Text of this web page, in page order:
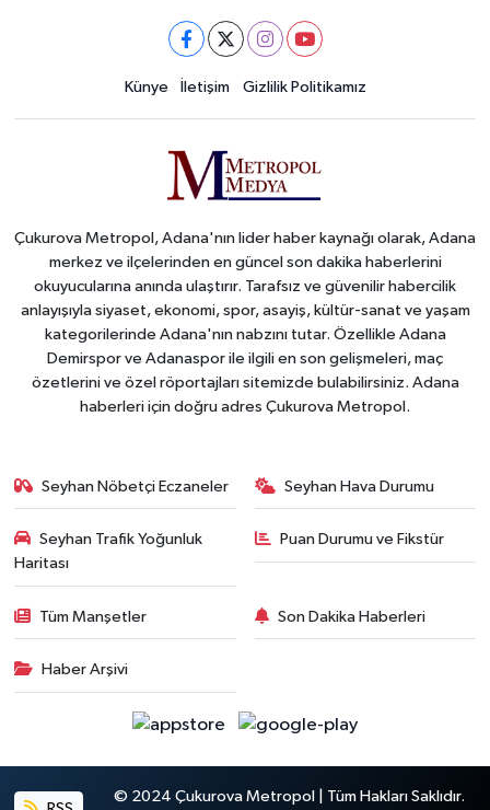
Künye İletişim Gizlilik Politikamız
Çukurova Metropol, Adana'nın lider haber kaynağı olarak, Adana
merkez ve ilçelerinden en güncel son dakika haberlerini
okuyucularına anında ulaştırır. Tarafsız ve güvenilir habercilik
anlayışıyla siyaset, ekonomi, spor, asayiş, kültür-sanat ve yaşam
kategorilerinde Adana'nın nabzını tutar. Özellikle Adana
Demirspor ve Adanaspor ile ilgili en son gelişmeleri, maç
özetlerini ve özel röportajları sitemizde bulabilirsiniz. Adana
haberleri için doğru adres Çukurova Metropol.
Seyhan Nöbetçi Eczaneler Seyhan Hava Durumu
Seyhan Trafik Yoğunluk
Haritası
Puan Durumu ve Fikstür
Tüm Manşetler Son Dakika Haberleri
Haber Arşivi
© 2024 Çukurova Metropol | Tüm Hakları Saklıdır.